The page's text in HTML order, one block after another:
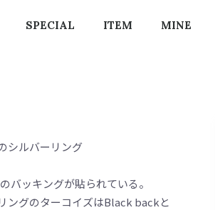
SPECIAL ITEM MINE
シルバーリング
ッキングが貼られている。
ングのターコイズはBlack backと